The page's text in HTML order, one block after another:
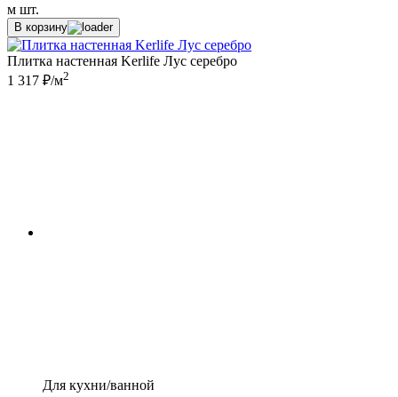
м шт.
В корзину
Плитка настенная Kerlife Лус серебро
1 317 ₽/м2
Для кухни/ванной